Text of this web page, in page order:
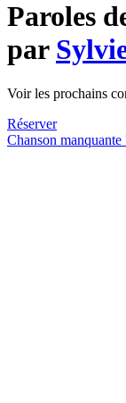
Paroles
par
Voir les prochains
Réserver
Chanson manquante